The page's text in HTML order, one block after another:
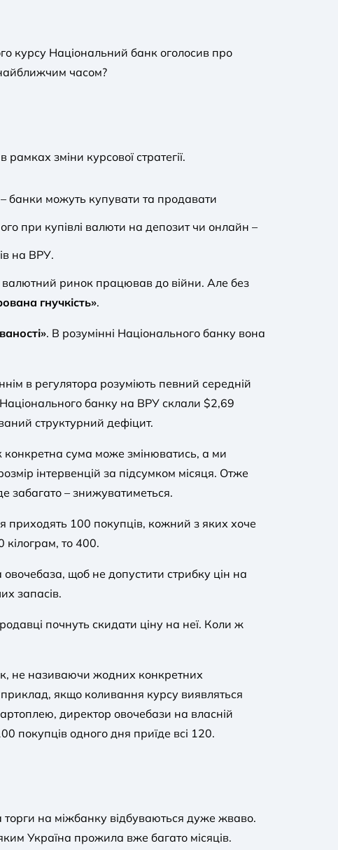
курсу Національний банк оголосив про
часом?
зміни курсової стратегії.
банки можуть купувати та продавати
при купівлі валюти на депозит чи онлайн –
на ВРУ.
ринок працював до війни. Але без
гнучкість».
. В розумінні Національного банку вона
в регулятора розуміють певний середній
Національного банку на ВРУ склали $2,69
структурний дефіцит.
конкретна сума може змінюватись, а ми
інтервенцій за підсумком місяця. Отже
забагато – знижуватиметься.
приходять 100 покупців, кожний з яких хоче
то 400.
щоб не допустити стрибку цін на
запасів.
почнуть скидати ціну на неї. Коли ж
не називаючи жодних конкретних
якщо коливання курсу виявляться
директор овочебази на власній
покупців одного дня приїде всі 120.
на міжбанку відбуваються дуже жваво.
Україна прожила вже багато місяців.